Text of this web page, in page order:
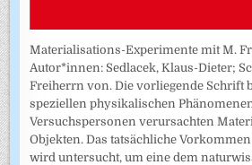
Materialisations-Experimente mit M.
Autor*innen: Sedlacek, Klaus-Dieter;
Freiherrn von. Die vorliegende Schrift
speziellen physikalischen
Versuchspersonen verursachten
Objekten. Das tatsächliche
wird untersucht, um eine dem